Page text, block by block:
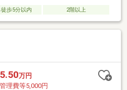
歩5分以内 2階以上
5.50万円
管理費等5,000円